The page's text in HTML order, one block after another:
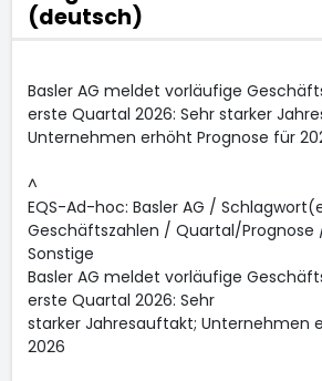
(deutsch)
Basler AG meldet vorläufige
erste Quartal 2026: Sehr starker
Unternehmen erhöht Prognose für
^
EQS-Ad-hoc: Basler AG /
Geschäftszahlen / Quartal/Prognose
Sonstige
Basler AG meldet vorläufige
erste Quartal 2026: Sehr
starker Jahresauftakt; Unternehmen
2026